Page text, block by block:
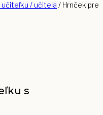
učiteľku / učiteľa / Hrnček pre
s